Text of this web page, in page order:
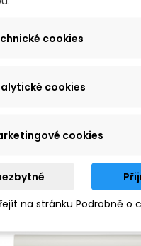
klipová ladička Ibanez v
viditelný v jakýchkoli
cookies
cookies
cookies
na stránku Podrobně o